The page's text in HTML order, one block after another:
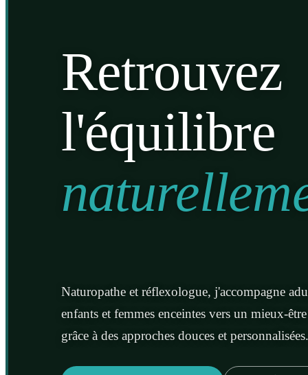
Retrouvez
l'équilibre
Naturopathe et réflexologue, j'accompagne
enfants et femmes enceintes vers un mieux-
grâce à des approches douces et personnalisées.